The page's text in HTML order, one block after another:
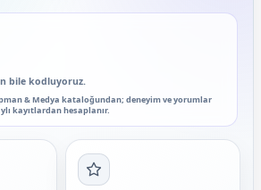
onaylı yorum
bile kodluyoruz.
& Medya kataloğundan; deneyim ve yorumlar
kayıtlardan hesaplanır.
Baba ağı hizmet deneyimi; 91 platform genelinde